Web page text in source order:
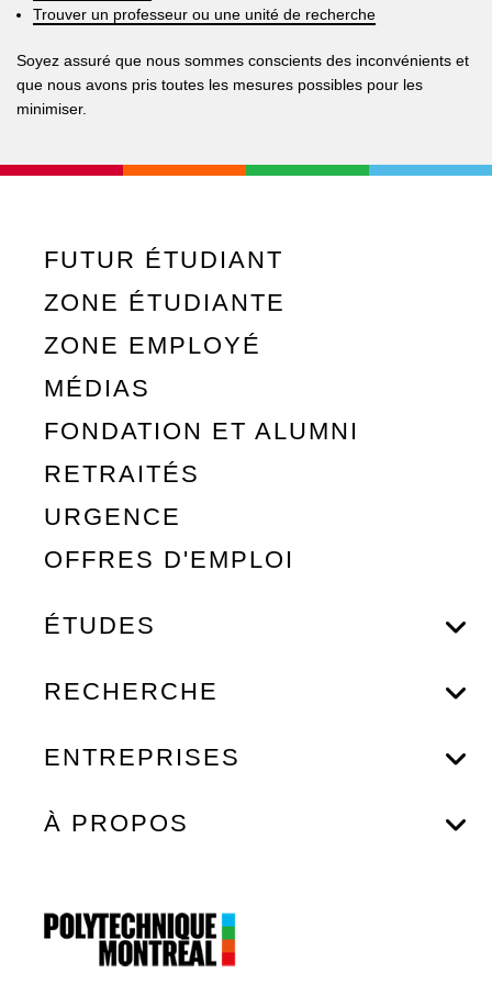
Trouver un professeur ou une unité de recherche
Soyez assuré que nous sommes conscients des inconvénients et
que nous avons pris toutes les mesures possibles pour les
minimiser.
FUTUR ÉTUDIANT
ZONE ÉTUDIANTE
ZONE EMPLOYÉ
MÉDIAS
FONDATION ET ALUMNI
RETRAITÉS
URGENCE
OFFRES D'EMPLOI
ÉTUDES
RECHERCHE
ENTREPRISES
À PROPOS